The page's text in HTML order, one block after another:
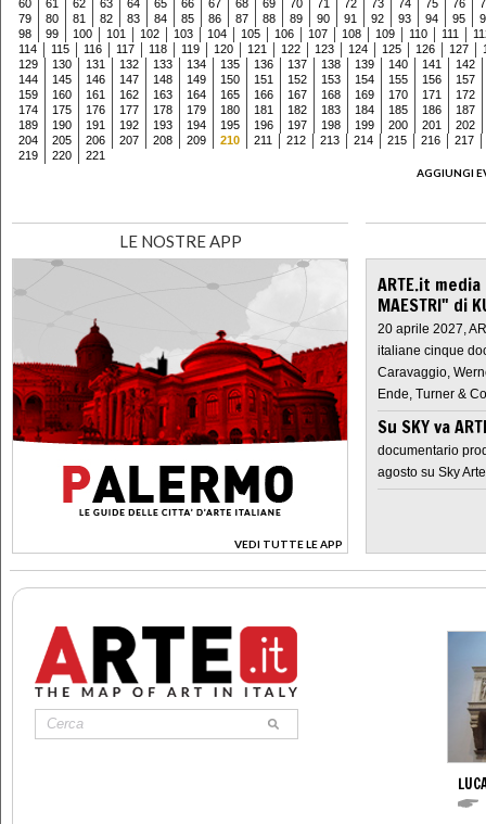
60 61 62 63 64 65 66 67 68 69 70 71 72 73 74 75 76
79
80 81 82 83 84 85 86 87 88 89 90 91 92 93 94 95
98
99 100 101 102 103 104 105 106 107 108 109 110 111
114
115 116 117 118 119 120 121 122 123 124 125 126 127
129
130 131 132 133 134 135 136 137 138 139 140 141
142
144
145 146 147 148 149 150 151 152 153 154 155 156
157
159
160 161 162 163 164 165 166 167 168 169 170 171
172
174
175 176 177 178 179 180 181 182 183 184 185 186
187
189
190 191 192 193 194 195 196 197 198 199 200 201
202
204
205 206 207 208 209 210 211 212 213 214 215 216
217
219
220
221
AGGIUNGI
LE NOSTRE APP
VEDI TUTTE LE APP
>
ARTE.it
MAESTRI" di
20 aprile 2027,
italiane cinque
Caravaggio,
Ende, Turner &
Su SKY va
documentario
agosto su Sky Arte